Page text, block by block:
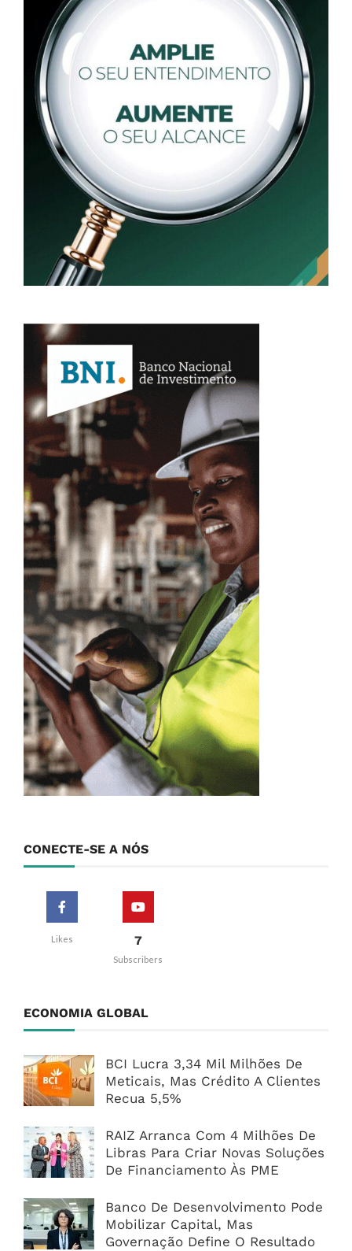
CONECTE-SE A NÓS
Likes 7
Subscribers
ECONOMIA GLOBAL
BCI Lucra 3,34 Mil Milhões De
Meticais, Mas Crédito A Clientes
Recua 5,5%
RAIZ Arranca Com 4 Milhões De
Libras Para Criar Novas Soluções
De Financiamento Às PME
Banco De Desenvolvimento Pode
Mobilizar Capital, Mas
Governação Define O Resultado